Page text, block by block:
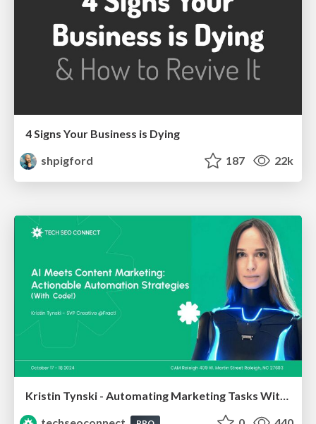
4 Signs Your Business is Dying
shpigford
187 22k
Kristin Tynski - Automating Marketing Tasks With AI